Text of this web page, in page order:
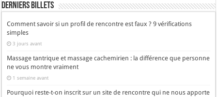
Derniers Billets
Comment savoir si un profil de rencontre est faux ? 9 vérifications
simples
3 jours avant
Massage tantrique et massage cachemirien : la différence que personne
ne vous montre vraiment
1 semaine avant
Pourquoi reste-t-on inscrit sur un site de rencontre qui ne nous apporte